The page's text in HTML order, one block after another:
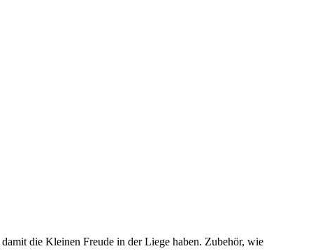
die Kleinen Freude in der Liege haben. Zubehör, wie